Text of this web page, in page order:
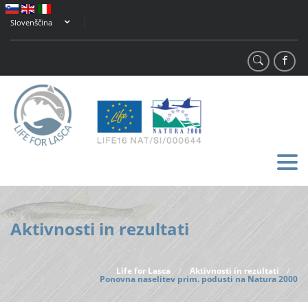
Slovenščina
Aktivnosti in rezultati
Life for Lasca / Aktivnosti in rezultati /
Ponovna naselitev prim. podusti na Natura 2000